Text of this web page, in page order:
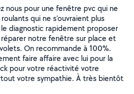
nous pour une fenêtre pvc qui ne
qui ne s’ouvraient plus
diagnostic rapidement proposer
notre fenêtre sur place et
On recommande à 100%.
faire affaire avec lui pour la
pour votre réactivité votre
votre sympathie. À très bientôt